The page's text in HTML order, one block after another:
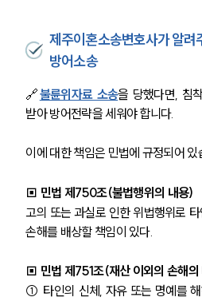
제주이혼소송변호사가 알려
방어소송
🔗불륜위자료 소송을 당했다면, 침
받아 방어전략을 세워야 합니다.
이에 대한 책임은 민법에 규정되어 있
▣ 민법 제750조(불법행위의 내용)
고의 또는 과실로 인한 위법행위로
손해를 배상할 책임이 있다.
▣ 민법 제751조(재산 이외의 손해
① 타인의 신체, 자유 또는 명예를